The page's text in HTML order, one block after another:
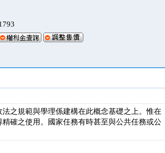
之規範與學理係建構在此概念基礎之上。惟在
確之使用。國家任務有時甚至與公共任務或公